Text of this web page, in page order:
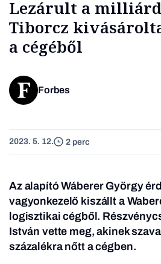
Lezárult a
Tiborcz
a cégéből
Forbes
2023. 5. 12. 2 perc
Az alapító Wáberer György
vagyonkezelő kiszállt a
logisztikai cégből.
István vette meg, akinek
százalékra nőtt a cégben.